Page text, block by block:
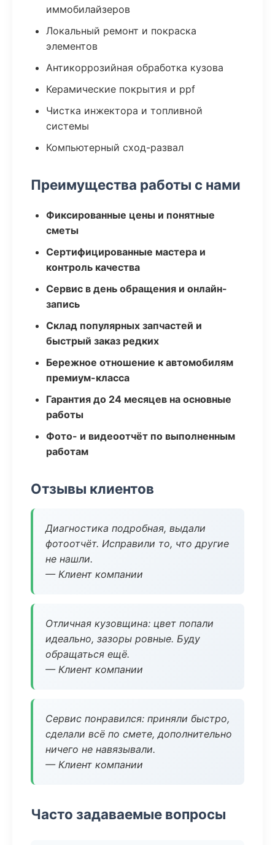
иммобилайзеров
Локальный ремонт и покраска
элементов
Антикоррозийная обработка кузова
Керамические покрытия и ppf
Чистка инжектора и топливной
системы
Компьютерный сход-развал
Преимущества работы с нами
Фиксированные цены и понятные
сметы
Сертифицированные мастера и
контроль качества
Сервис в день обращения и онлайн-
запись
Склад популярных запчастей и
быстрый заказ редких
Бережное отношение к автомобилям
премиум-класса
Гарантия до 24 месяцев на основные
работы
Фото- и видеоотчёт по выполненным
работам
Отзывы клиентов
Диагностика подробная, выдали
фотоотчёт. Исправили то, что другие
не нашли.
— Клиент компании
Отличная кузовщина: цвет попали
идеально, зазоры ровные. Буду
обращаться ещё.
— Клиент компании
Сервис понравился: приняли быстро,
сделали всё по смете, дополнительно
ничего не навязывали.
— Клиент компании
Часто задаваемые вопросы